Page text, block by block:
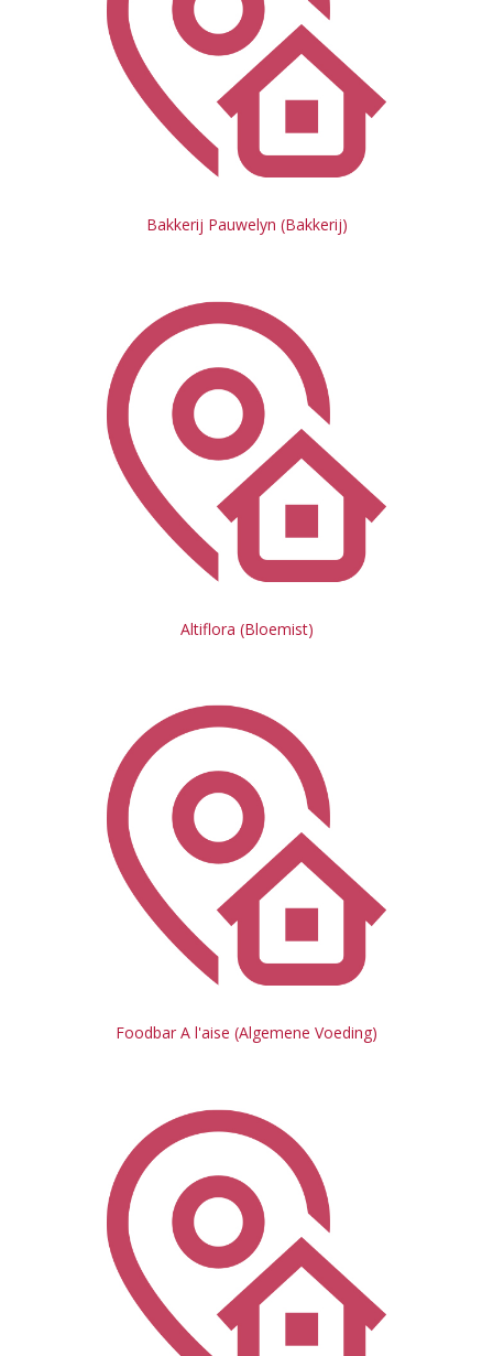
Bakkerij Pauwelyn (Bakkerij)
Altiflora (Bloemist)
Foodbar A l'aise (Algemene Voeding)